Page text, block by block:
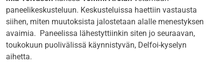
paneelikeskusteluun. Keskusteluissa haettiin vastausta
siihen, miten muutoksista jalostetaan alalle menestyksen
avaimia. Paneelissa lähestyttiinkin siten jo seuraavan,
toukokuun puolivälissä käynnistyvän, Delfoi-kyselyn
aihetta.